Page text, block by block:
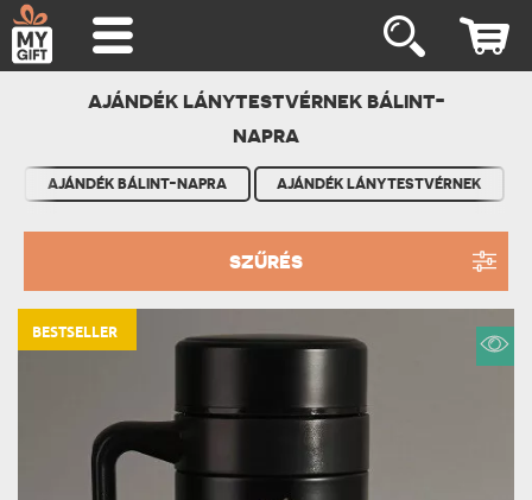
AJÁNDÉK LÁNYTESTVÉRNEK BÁLINT-
NAPRA
AJÁNDÉK BÁLINT-NAPRA AJÁNDÉK LÁNYTESTVÉRNEK
SZŰRÉS
BESTSELLER